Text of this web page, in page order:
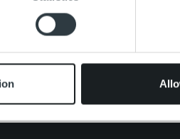
and analytics partners who
from your use of their services.